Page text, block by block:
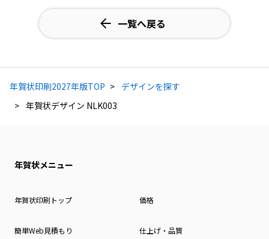
一覧へ戻る
年賀状印刷2027年版TOP
デザインを探す
年賀状デザイン NLK003
年賀状メニュー
年賀状印刷トップ 価格
簡単Web見積もり 仕上げ・品質